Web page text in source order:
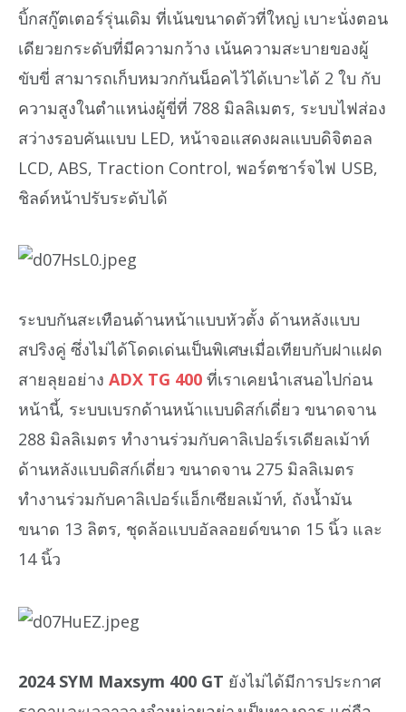
บิ้กสกู๊ตเตอร์รุ่นเดิม ที่เน้นขนาดตัวที่ใหญ่ เบาะนั่งตอน
เดียวยกระดับที่มีความกว้าง เน้นความสะบายของผู้
ขับขี่ สามารถเก็บหมวกกันน็อคไว้ได้เบาะได้ 2 ใบ กับ
ความสูงในตำแหน่งผู้ขี่ที่ 788 มิลลิเมตร, ระบบไฟส่อง
สว่างรอบคันแบบ LED, หน้าจอแสดงผลแบบดิจิตอล
LCD, ABS, Traction Control, พอร์ตชาร์จไฟ USB,
ชิลด์หน้าปรับระดับได้
ระบบกันสะเทือนด้านหน้าแบบหัวตั้ง ด้านหลังแบบ
สปริงคู่ ซึ่งไม่ได้โดดเด่นเป็นพิเศษเมื่อเทียบกับฝาแฝด
สายลุยอย่าง ADX TG 400 ที่เราเคยนำเสนอไปก่อน
หน้านี้, ระบบเบรกด้านหน้าแบบดิสก์เดี่ยว ขนาดจาน
288 มิลลิเมตร ทำงานร่วมกับคาลิเปอร์เรเดียลเม้าท์
ด้านหลังแบบดิสก์เดี่ยว ขนาดจาน 275 มิลลิเมตร
ทำงานร่วมกับคาลิเปอร์แอ็กเซียลเม้าท์, ถังน้ำมัน
ขนาด 13 ลิตร, ชุดล้อแบบอัลลอยด์ขนาด 15 นิ้ว และ
14 นิ้ว
2024 SYM Maxsym 400 GT ยังไม่ได้มีการประกาศ